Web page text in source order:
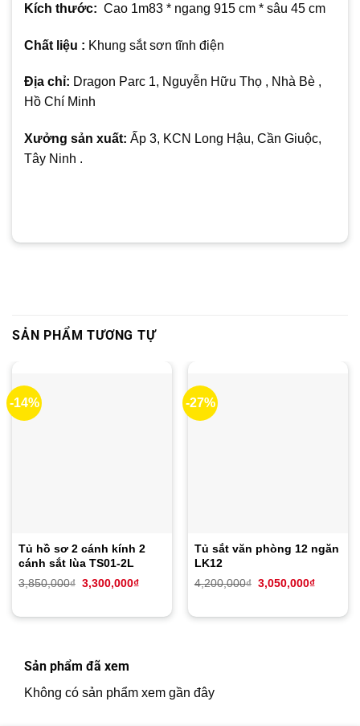
Kích thước: Cao 1m83 * ngang 915 cm * sâu 45 cm
Chất liệu : Khung sắt sơn tĩnh điện
Địa chỉ: Dragon Parc 1, Nguyễn Hữu Thọ , Nhà Bè ,
Hồ Chí Minh
Xưởng sản xuất: Ấp 3, KCN Long Hậu, Cần Giuộc,
Tây Ninh .
SẢN PHẨM TƯƠNG TỰ
-14%
Tủ hồ sơ 2 cánh kính 2
cánh sắt lùa TS01-2L
3,850,000₫ Giá
3,300,000₫Giá
-27%
Tủ sắt văn phòng 12 ngăn
LK12
4,200,000₫ Giá
3,050,000₫Giá
Sản phẩm đã xem
Không có sản phẩm xem gần đây